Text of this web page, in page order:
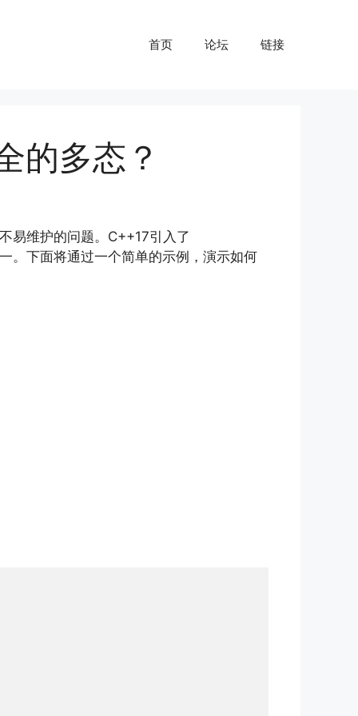
首页 论坛 链接
的多态？
易维护的问题。C++17引入了
。下面将通过一个简单的示例，演示如何